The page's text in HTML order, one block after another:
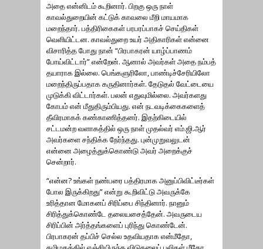
அதை என்னிடம் கூறினார். பிறகு ஒரு நாள்
காவல்துறையின் கட்டுக் காவலை மீறி மாயமாக
மறைந்தார். பத்திரிகைகள் பரபரப்பாகச் செய்திகள்
வெளியிட்டன. காவல்துறை உயர் அதிகாரிகள் என்னை
விசாரித்த போது நான் “பிரபாகரன் யாழ்ப்பாணம்
போய்விட்டார்” என்றேன். ஆனால் அவர்கள் அதை நம்பத்
தயாராக இல்லை. பெங்களுரிலோ, பாண்டிச்சேரியிலோ
மறைந்திருப்பதாக கருதினார்கள். தேடுதல் வேட்டையை
முடுக்கி விட்டார்கள். பலன் எதுவுமில்லை. அவர்களது
கோபம் என் மீதுதிரும்பியது. என் நடவடிக்கைகளைத்
தீவிரமாகக் கண்காணித்தனர். இதற்கிடையில்
சட்டமன்ற வளாகத்தில் ஒரு நாள் முதல்வர் எம்.ஜி.ஆர்
அவர்களை சந்திக்க நேர்ந்தது. புன்முறுவலுடன்
என்னை அழைத்துக்கொண்டு அவர் அறைக்குச்
சென்றார்.
“என்ன? உங்கள் நண்பரை பத்திரமாக அனுப்பிவிட்டீர்கள்
போல இருக்கிறது” என்று கூறிவிட்டு அவருக்கே
உரித்தான மோகனப் சிரிப்பை சிந்தினார். நானும்
சிரித்துக்கொண்டே தலையசைத்தேன். அவருடைய
சிரிப்பின் அர்த்தங்களைப் புரிந்து கொண்டேன்.
பிரபாகரன் தப்பிச் செல்ல உதவியதாக என்மீதோ,